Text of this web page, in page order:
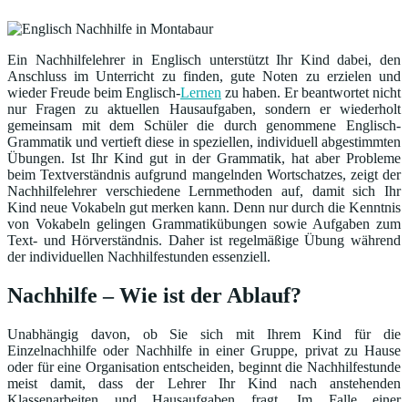
Ein Nachhilfelehrer in Englisch unterstützt Ihr Kind dabei, den
Anschluss im Unterricht zu finden, gute Noten zu erzielen und
wieder Freude beim Englisch-Lernen zu haben. Er beantwortet nicht
nur Fragen zu aktuellen Hausaufgaben, sondern er wiederholt
gemeinsam mit dem Schüler die durch genommene Englisch-
Grammatik und vertieft diese in speziellen, individuell abgestimmten
Übungen. Ist Ihr Kind gut in der Grammatik, hat aber Probleme
beim Textverständnis aufgrund mangelnden Wortschatzes, zeigt der
Nachhilfelehrer verschiedene Lernmethoden auf, damit sich Ihr
Kind neue Vokabeln gut merken kann. Denn nur durch die Kenntnis
von Vokabeln gelingen Grammatikübungen sowie Aufgaben zum
Text- und Hörverständnis. Daher ist regelmäßige Übung während
der individuellen Nachhilfestunden essenziell.
Nachhilfe – Wie ist der Ablauf?
Unabhängig davon, ob Sie sich mit Ihrem Kind für die
Einzelnachhilfe oder Nachhilfe in einer Gruppe, privat zu Hause
oder für eine Organisation entscheiden, beginnt die Nachhilfestunde
meist damit, dass der Lehrer Ihr Kind nach anstehenden